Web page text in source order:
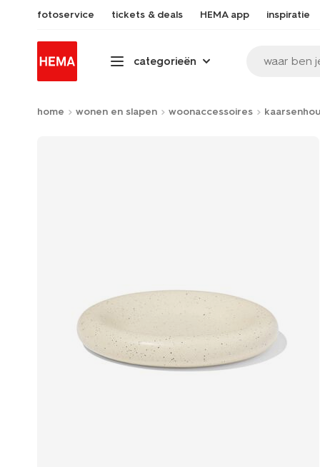
fotoservice tickets & deals HEMA app inspiratie
categorieën waar ben
home wonen en slapen woonaccessoires